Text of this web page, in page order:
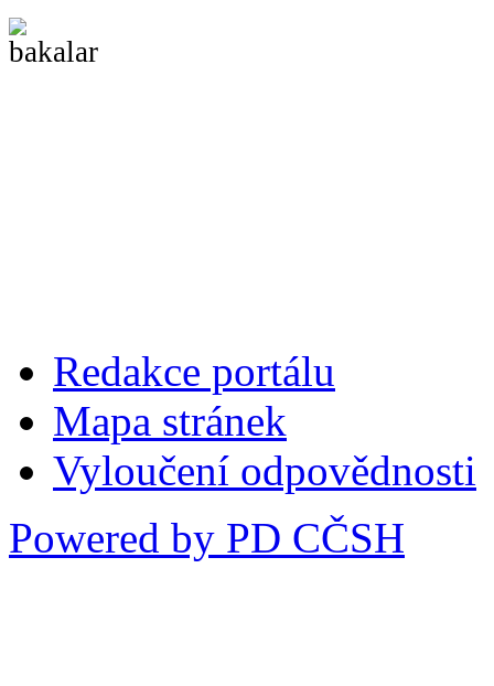
Redakce portálu
Mapa stránek
Vyloučení odpovědnosti
Powered by PD CČSH